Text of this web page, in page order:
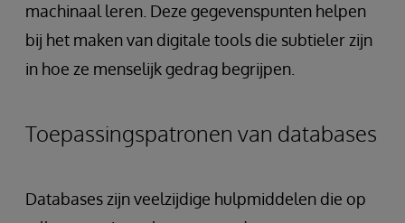
machinaal leren. Deze gegevenspunten helpen
bij het maken van digitale tools die subtieler zijn
in hoe ze menselijk gedrag begrijpen.
Toepassingspatronen van databases
Databases zijn veelzijdige hulpmiddelen die op